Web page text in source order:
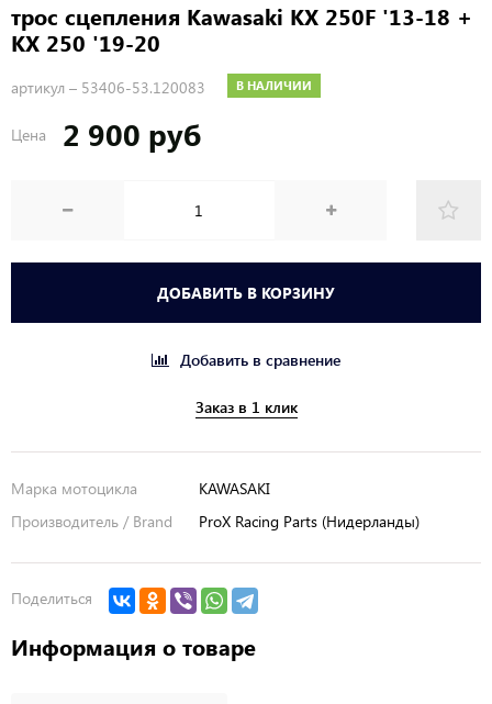
трос сцепления Kawasaki KX 250F '13-18 +
KX 250 '19-20
артикул – 53406-53.120083 В НАЛИЧИИ
Цена 2 900 руб
ДОБАВИТЬ В КОРЗИНУ
Добавить в сравнение
Заказ в 1 клик
Марка мотоцикла
KAWASAKI
Производитель / Brand
ProX Racing Parts (Нидерланды)
Поделиться
Информация о товаре